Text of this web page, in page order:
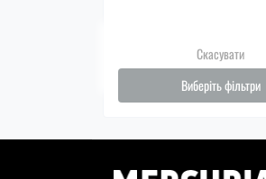
Скасувати
Виберіть фільтри